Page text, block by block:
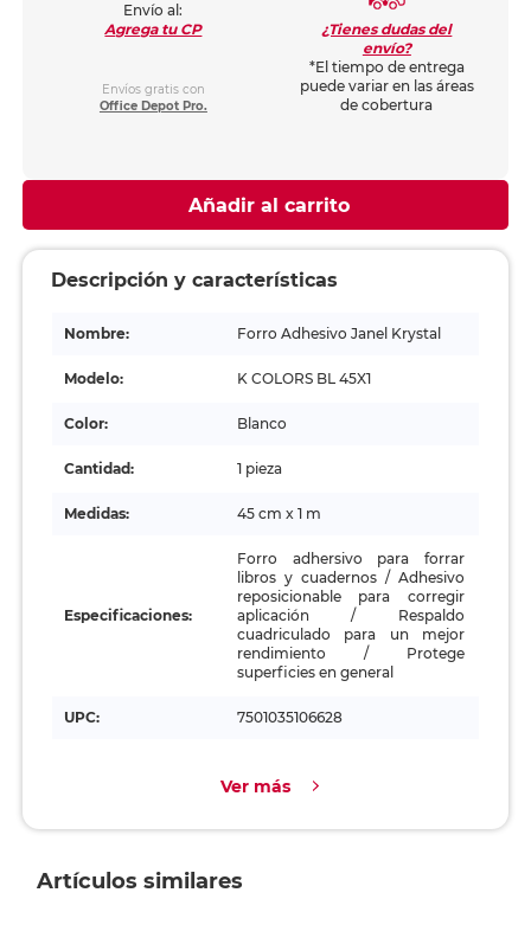
Envío al:
Agrega tu CP
Envíos gratis con
Office Depot Pro.
¿Tienes dudas del
envío?
*El tiempo de entrega
puede variar en las áreas
de cobertura
Añadir al carrito
Descripción y características
Nombre: Forro Adhesivo Janel Krystal
Modelo: K COLORS BL 45X1
Color: Blanco
Cantidad: 1 pieza
Medidas: 45 cm x 1 m
Especificaciones:
Forro adhersivo para forrar
libros y cuadernos / Adhesivo
reposicionable para corregir
aplicación / Respaldo
cuadriculado para un mejor
rendimiento / Protege
superficies en general
UPC: 7501035106628
Ver más
Artículos similares